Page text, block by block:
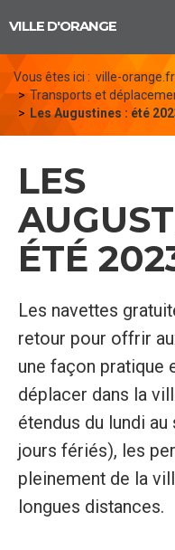
VILLE D'ORANGE
Vous êtes ici : ville-orange.fr
Transports et
Les Augustines : été
LES
ÉTÉ
Les navettes
retour pour offrir
une façon pratique
déplacer dans la
étendus du lundi
jours fériés), les
pleinement de la
longues distances.